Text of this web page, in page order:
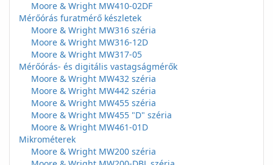
Moore & Wright MW410-02DF
Mérőórás furatmérő készletek
Moore & Wright MW316 széria
Moore & Wright MW316-12D
Moore & Wright MW317-05
Mérőórás- és digitális vastagságmérők
Moore & Wright MW432 széria
Moore & Wright MW442 széria
Moore & Wright MW455 széria
Moore & Wright MW455 "D" széria
Moore & Wright MW461-01D
Mikrométerek
Moore & Wright MW200 széria